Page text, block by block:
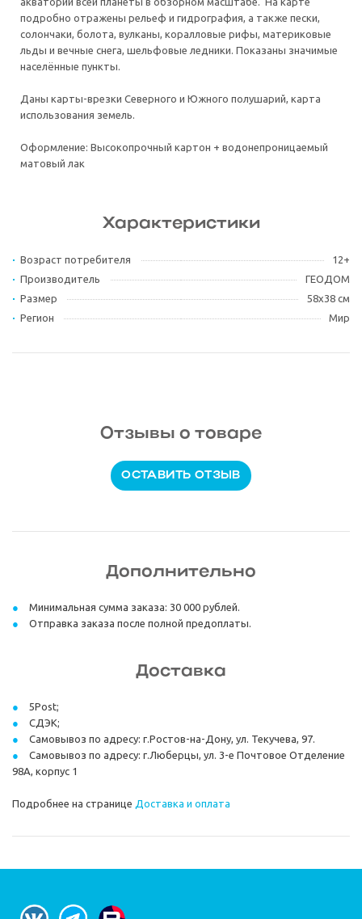
подробно отражены рельеф и гидрография, а также пески,
солончаки, болота, вулканы, коралловые рифы, материковые
льды и вечные снега, шельфовые ледники. Показаны значимые
населённые пункты.
Даны карты-врезки Северного и Южного полушарий, карта
использования земель.
Оформление: Высокопрочный картон + водонепроницаемый
матовый лак
Характеристики
Возраст потребителя
12+
Производитель
ГЕОДОМ
Размер
58х38 см
Регион
Мир
Отзывы о товаре
ОСТАВИТЬ ОТЗЫВ
Дополнительно
Минимальная сумма заказа: 30 000 рублей.
Отправка заказа после полной предоплаты.
Доставка
5Post;
СДЭК;
Самовывоз по адресу: г.Ростов-на-Дону, ул. Текучева, 97.
Самовывоз по адресу: г.Люберцы, ул. 3-е Почтовое Отделение
98А, корпус 1
Подробнее на странице Доставка и оплата